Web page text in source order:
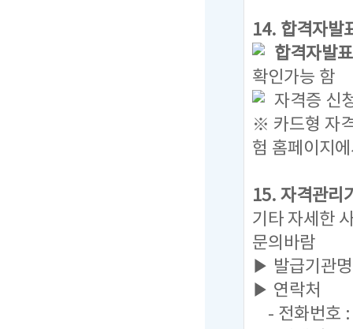
14. 합격자발
합격자발
확인가능 함
자격증 신
※ 카드형 자
험 홈페이지
15. 자격관리
기타 자세한
문의바람
▶ 발급기관
▶ 연락처
- 전화번호